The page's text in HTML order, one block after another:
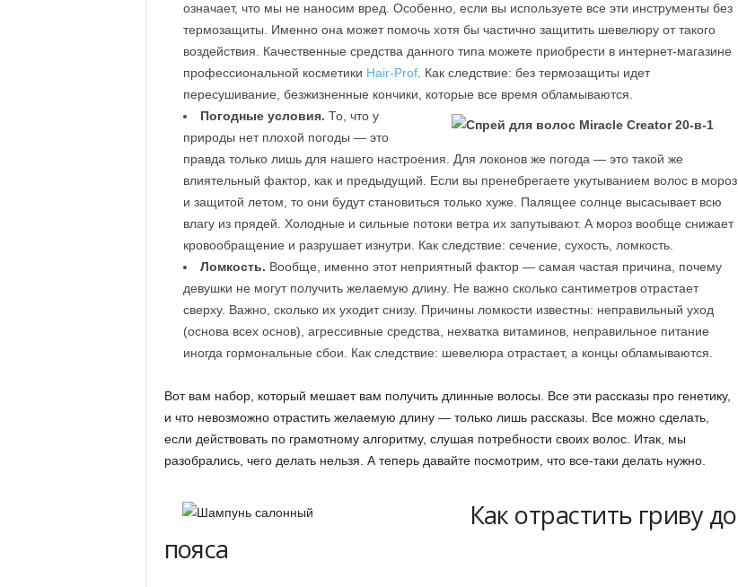
означает, что мы не наносим вред. Особенно, если вы используете все эти инструменты без
термозащиты. Именно она может помочь хотя бы частично защитить шевелюру от такого
воздействия. Качественные средства данного типа можете приобрести в интернет-магазине
профессиональной косметики Hair-Prof. Как следствие: без термозащиты идет
пересушивание, безжизненные кончики, которые все время обламываются.
Погодные условия. То, что у
природы нет плохой погоды — это
правда только лишь для нашего настроения. Для локонов же погода — это такой же
влиятельный фактор, как и предыдущий. Если вы пренебрегаете укутыванием волос в мороз
и защитой летом, то они будут становиться только хуже. Палящее солнце высасывает всю
влагу из прядей. Холодные и сильные потоки ветра их запутывают. А мороз вообще снижает
кровообращение и разрушает изнутри. Как следствие: сечение, сухость, ломкость.
Ломкость. Вообще, именно этот неприятный фактор — самая частая причина, почему
девушки не могут получить желаемую длину. Не важно сколько сантиметров отрастает
сверху. Важно, сколько их уходит снизу. Причины ломкости известны: неправильный уход
(основа всех основ), агрессивные средства, нехватка витаминов, неправильное питание
иногда гормональные сбои. Как следствие: шевелюра отрастает, а концы обламываются.
Вот вам набор, который мешает вам получить длинные волосы. Все эти рассказы про генетику,
и что невозможно отрастить желаемую длину — только лишь рассказы. Все можно сделать,
если действовать по грамотному алгоритму, слушая потребности своих волос. Итак, мы
разобрались, чего делать нельзя. А теперь давайте посмотрим, что все-таки делать нужно.
Как отрастить гриву до
пояса